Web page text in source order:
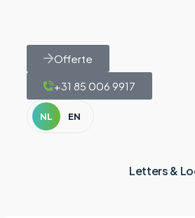
Offerte
+31 85 006 9917
NL EN
Letters &